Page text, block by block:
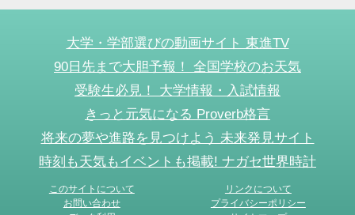
大学・学部選びの動画サイト 東進TV
90日先まで大胆予報！ 全国学校のお天気
受験生必見！ 大学情報・入試情報
きっと元気になる Proverb格言
将来の夢や進路を見つけよう 未来発見サイト
時刻も天気もイベントも掲載! ナガセ世界時計
このサイトについて
リンクについて
お問い合わせ
プライバシーポリシー